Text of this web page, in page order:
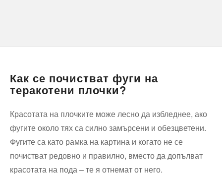
Как се почистват фуги на
теракотени плочки?
Красотата на плочките може лесно да избледнее, ако
фугите около тях са силно замърсени и обезцветени.
Фугите са като рамка на картина и когато не се
почистват редовно и правилно, вместо да допълват
красотата на пода – те я отнемат от него.